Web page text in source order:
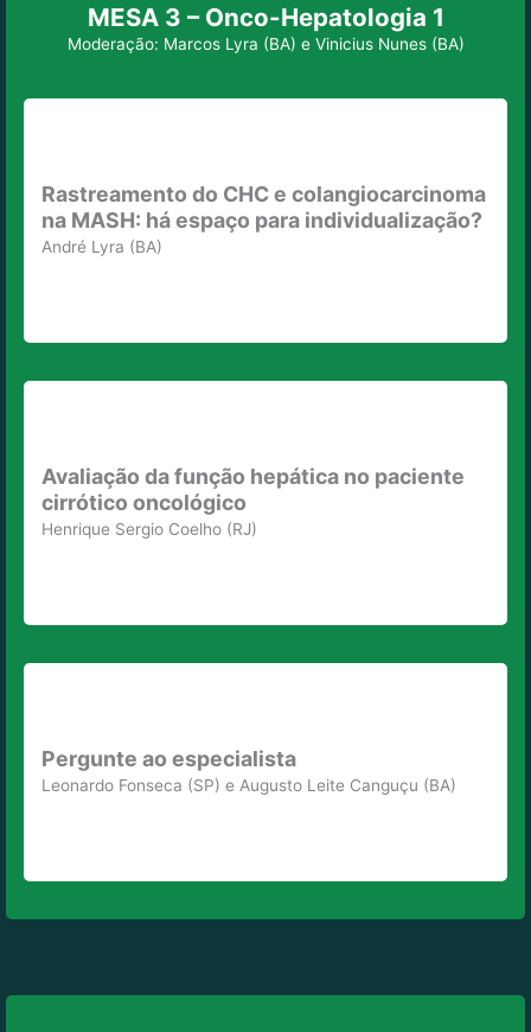
MESA 3 – Onco-Hepatologia 1
Moderação: Marcos Lyra (BA) e Vinicius Nunes (BA)
Rastreamento do CHC e colangiocarcinoma
na MASH: há espaço para individualização?
André Lyra (BA)
Avaliação da função hepática no paciente
cirrótico oncológico
Henrique Sergio Coelho (RJ)
Pergunte ao especialista
Leonardo Fonseca (SP) e Augusto Leite Canguçu (BA)